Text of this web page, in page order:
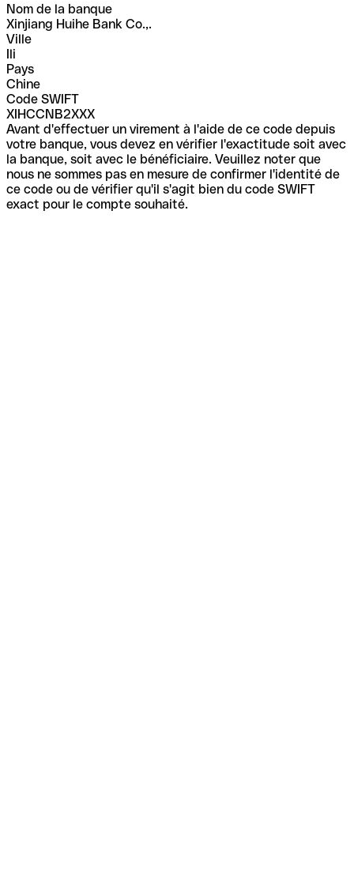
Nom de la banque
Xinjiang Huihe Bank Co.,.
Ville
Ili
Pays
Chine
Code SWIFT
XIHCCNB2XXX
Avant d'effectuer un virement à l'aide de ce code depuis
votre banque, vous devez en vérifier l'exactitude soit avec
la banque, soit avec le bénéficiaire. Veuillez noter que
nous ne sommes pas en mesure de confirmer l'identité de
ce code ou de vérifier qu'il s'agit bien du code SWIFT
exact pour le compte souhaité.